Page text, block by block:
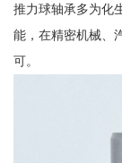
推力球轴承多为化
能，在精密机械、
可。